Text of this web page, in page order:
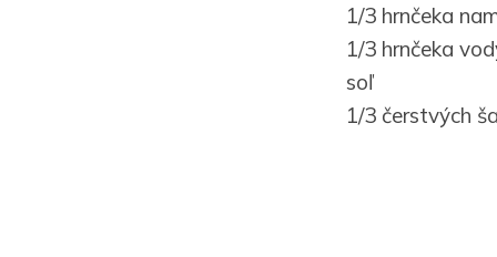
1/3 hrnčeka
1/3 hrnčeka
soľ
1/3 čerstvých